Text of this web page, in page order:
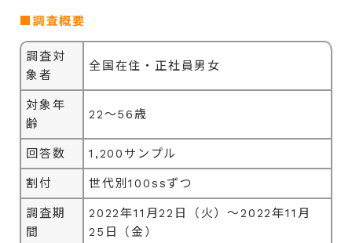
■調査概要
調査対
象者
全国在住・正社員男女
対象年
齢
22～56歳
回答数 1,200サンプル
割付 世代別100ssずつ
調査期
間
2022年11月22日（火）～2022年11月
25日（金）